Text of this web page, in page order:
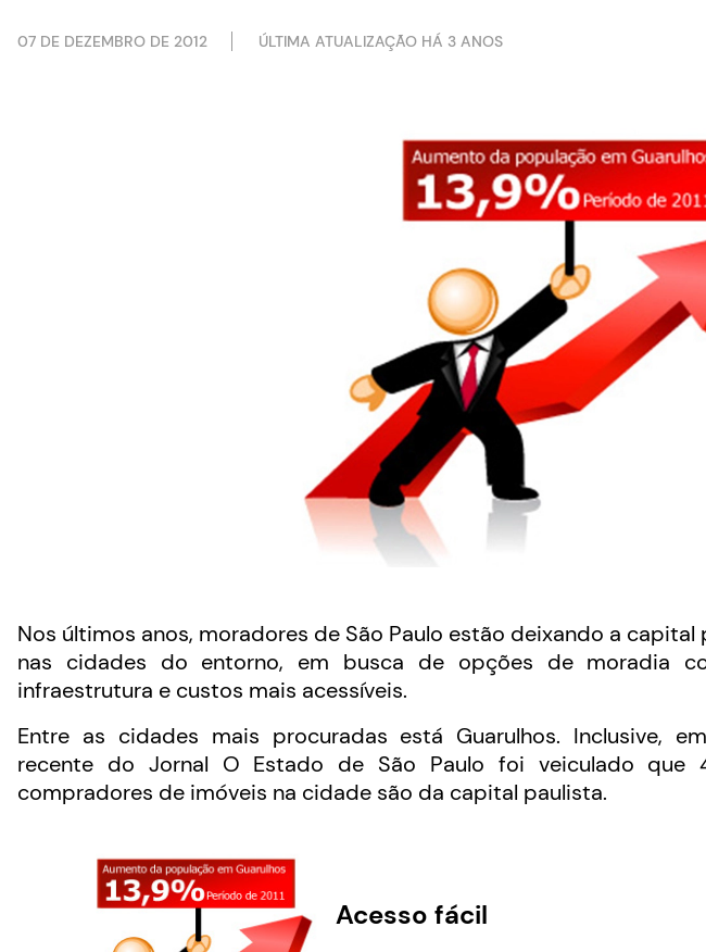
07 DE DEZEMBRO DE 2012 ÚLTIMA ATUALIZAÇÃO HÁ 3 ANOS
Nos últimos anos, moradores de São Paulo estão deixando a capital
nas cidades do entorno, em busca de opções de moradia
infraestrutura e custos mais acessíveis.
Entre as cidades mais procuradas está Guarulhos. Inclusive,
recente do Jornal O Estado de São Paulo foi veiculado que
compradores de imóveis na cidade são da capital paulista.
Acesso fácil